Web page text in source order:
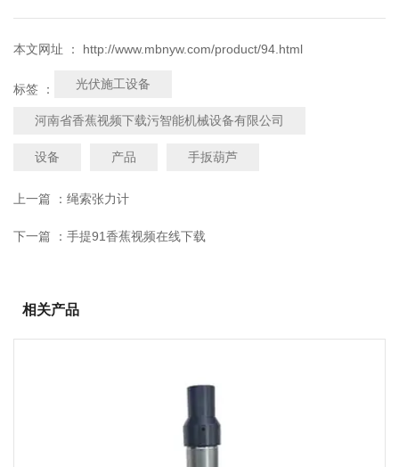
本文网址 ： http://www.mbnyw.com/product/94.html
标签 ： 光伏施工设备
河南省香蕉视频下载污智能机械设备有限公司
设备 产品 手扳葫芦
上一篇 ： 绳索张力计
下一篇 ： 手提91香蕉视频在线下载
相关产品